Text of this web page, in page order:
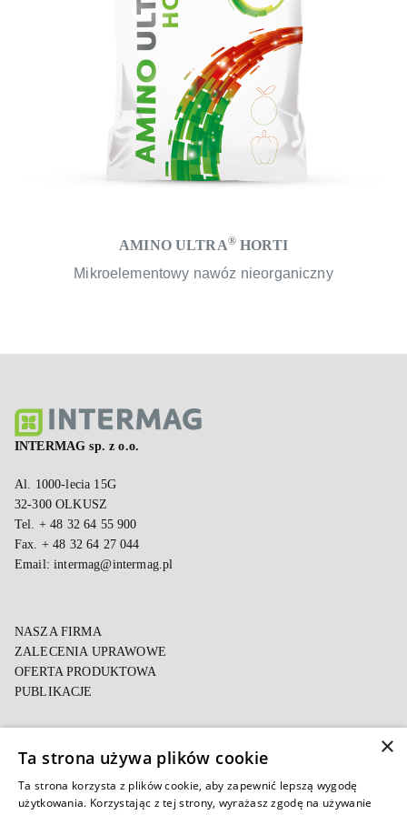
AMINO ULTRA®HORTI
Mikroelementowy nawóz nieorganiczny
INTERMAG sp. z o.o.
Al. 1000-lecia 15G
32-300 OLKUSZ
Tel. + 48 32 64 55 900
Fax. + 48 32 64 27 044
Email:intermag@intermag.pl
NASZA FIRMA
ZALECENIA UPRAWOWE
OFERTA PRODUKTOWA
PUBLIKACJE
POLITYKA COOKIES
E-FAKTURA
×
Ta strona używa plików cookie
Ta strona korzysta z plików cookie, aby zapewnić lepszą wygodę
użytkowania. Korzystając z tej strony, wyrażasz zgodę na używanie